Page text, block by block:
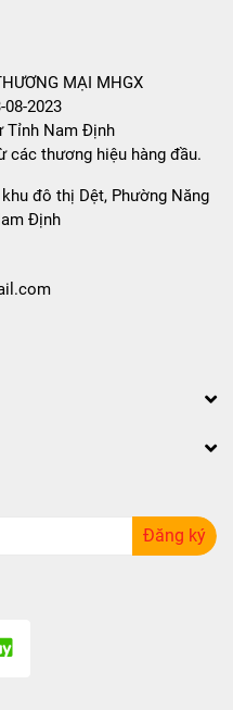
MẠI MHGX
08-2023
Tỉnh Nam Định
các thương hiệu hàng đầu.
đô thị Dệt, Phường Năng
Định
Đăng ký